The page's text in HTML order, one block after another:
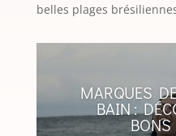
belles plages
MARQUES
BAIN :